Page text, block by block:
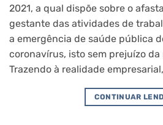
2021, a qual dispõe sobre o
gestante das atividades de
a emergência de saúde pública
coronavírus, isto sem prejuízo da
Trazendo à realidade
CONTINUAR